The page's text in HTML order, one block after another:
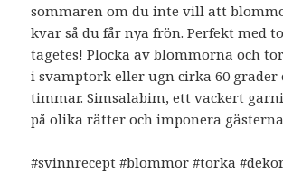
sommaren om du inte vill att
kvar så du får nya frön. Perfekt med
tagetes! Plocka av blommorna och
i svamptork eller ugn cirka 60 grader
timmar. Simsalabim, ett vackert
på olika rätter och imponera
#svinnrecept #blommor #torka